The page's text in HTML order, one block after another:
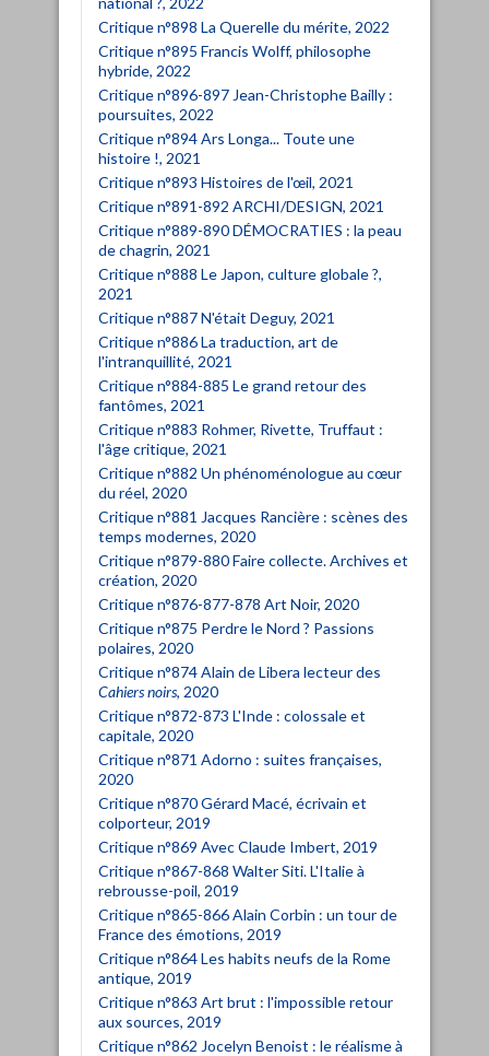
Critique n°898 La Querelle du mérite, 2022
Critique n°895 Francis Wolff, philosophe
hybride, 2022
Critique n°896-897 Jean-Christophe Bailly :
poursuites, 2022
Critique n°894 Ars Longa... Toute une
histoire !, 2021
Critique n°893 Histoires de l'œil, 2021
Critique n°891-892 ARCHI/DESIGN, 2021
Critique n°889-890 DÉMOCRATIES : la peau
de chagrin, 2021
Critique n°888 Le Japon, culture globale ?,
2021
Critique n°887 N'était Deguy, 2021
Critique n°886 La traduction, art de
l'intranquillité, 2021
Critique n°884-885 Le grand retour des
fantômes, 2021
Critique n°883 Rohmer, Rivette, Truffaut :
l'âge critique, 2021
Critique n°882 Un phénoménologue au cœur
du réel, 2020
Critique n°881 Jacques Rancière : scènes des
temps modernes, 2020
Critique n°879-880 Faire collecte. Archives et
création, 2020
Critique n°876-877-878 Art Noir, 2020
Critique n°875 Perdre le Nord ? Passions
polaires, 2020
Critique n°874 Alain de Libera lecteur des
Cahiers noirs, 2020
Critique n°872-873 L'Inde : colossale et
capitale, 2020
Critique n°871 Adorno : suites françaises,
2020
Critique n°870 Gérard Macé, écrivain et
colporteur, 2019
Critique n°869 Avec Claude Imbert, 2019
Critique n°867-868 Walter Siti. L'Italie à
rebrousse-poil, 2019
Critique n°865-866 Alain Corbin : un tour de
France des émotions, 2019
Critique n°864 Les habits neufs de la Rome
antique, 2019
Critique n°863 Art brut : l'impossible retour
aux sources, 2019
Critique n°862 Jocelyn Benoist : le réalisme à